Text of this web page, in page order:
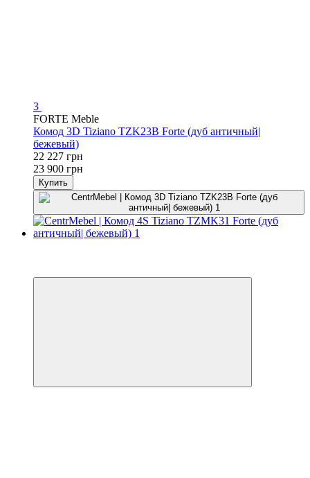
3
FORTE Meble
Комод 3D Tiziano TZK23B Forte (дуб античный|
бежевый)
22 227 грн
23 900 грн
Купить